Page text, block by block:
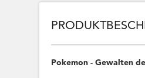
Pokemon - Gewalten